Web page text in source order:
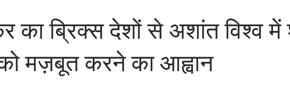
ब्रिक्स देशों से अशांत विश्‍व में
मज़बूत करने का आह्वान